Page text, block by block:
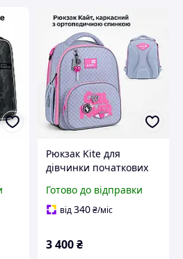
Рюкзак Kite для
дівчинки початкових
шкільний рюкзак з
ортопедичною
Готово до відправки
від340₴/міс
3 400₴